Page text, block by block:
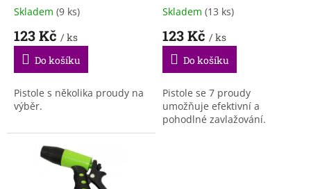
Skladem (9 ks)
123 Kč / ks
Do košíku
Pistole s několika proudy na
výběr.
Skladem (13 ks)
123 Kč / ks
Do košíku
Pistole se 7 proudy
umožňuje efektivní a
pohodlné zavlažování.